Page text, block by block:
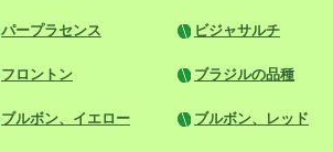
パープラセンス ビジャサルチ
フロントン ブラジルの品種
ブルボン、イエロー ブルボン、レッド